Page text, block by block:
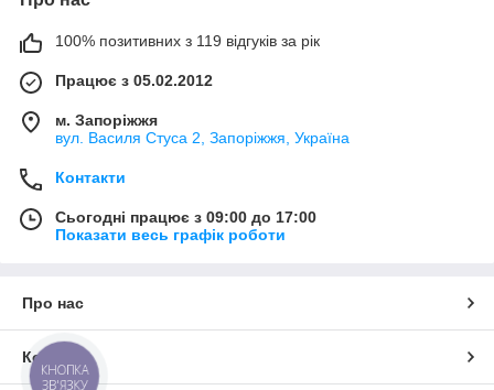
100% позитивних з 119 відгуків за рік
Працює з 05.02.2012
м. Запоріжжя
вул. Василя Стуса 2, Запоріжжя, Україна
Контакти
Сьогодні працює з 09:00 до 17:00
Показати весь графік роботи
Про нас
Контакти
КНОПКА
ЗВ'ЯЗКУ